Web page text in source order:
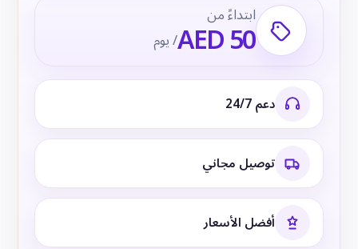
ابتداءً من
AED 50/ يوم
دعم 24/7
توصيل مجاني
أفضل الأسعار